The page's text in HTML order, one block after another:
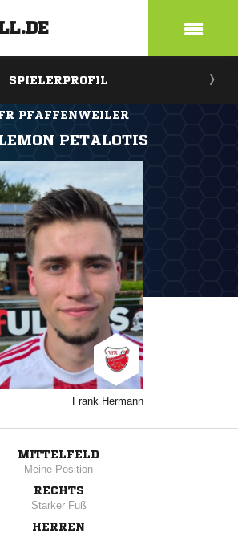
SPIELERPROFIL
PFAFFENWEILER
PETALOTIS
Frank Hermann
MITTELFELD
Meine Position
RECHTS
Starker Fuß
HERREN